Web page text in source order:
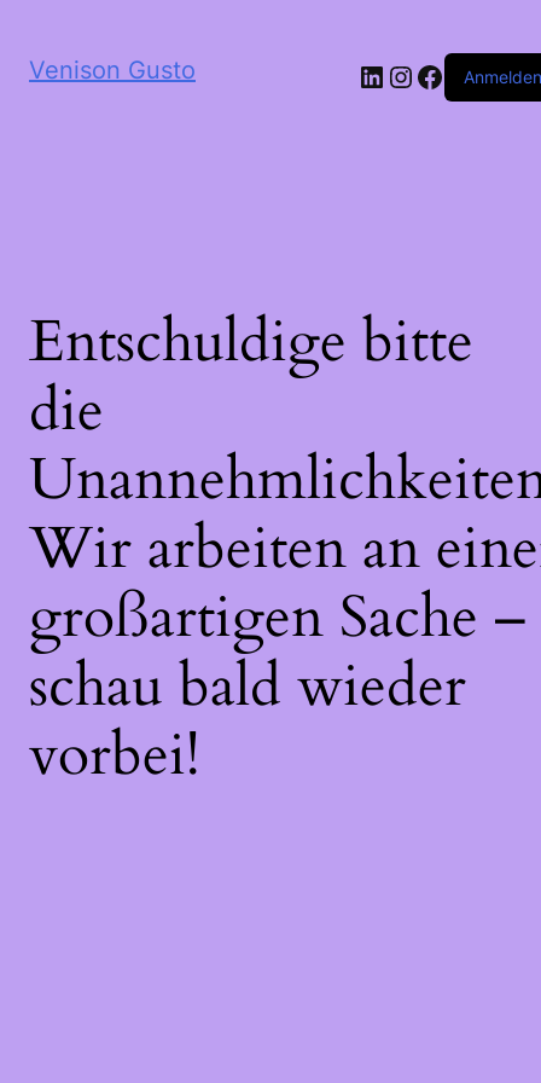
Venison Gusto LinkedIn
Instagram
Anmelden
Entschuldige bitte
die
Wir arbeiten an
großartigen Sache –
schau bald wieder
vorbei!